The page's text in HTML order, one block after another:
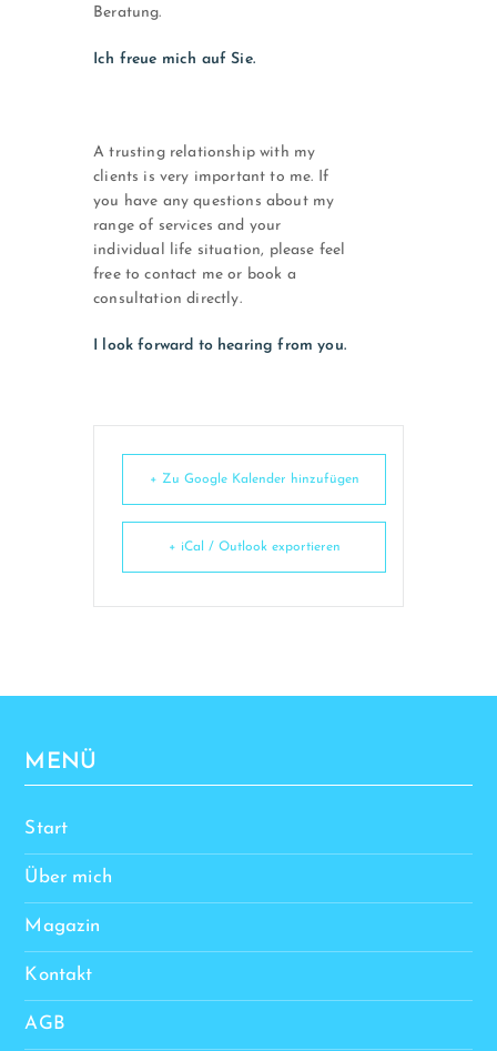
Beratung.
Ich freue mich auf Sie.
A trusting relationship with my
clients is very important to me. If
you have any questions about my
range of services and your
individual life situation, please feel
free to contact me or book a
consultation directly.
I look forward to hearing from you.
+ Zu Google Kalender hinzufügen
+ iCal / Outlook exportieren
MENÜ
Start
Über mich
Magazin
Kontakt
AGB